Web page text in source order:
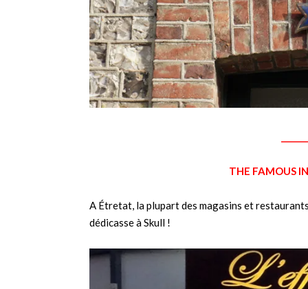
THE FAMOUS
A Étretat, la plupart des magasins et
dédicasse à Skull !